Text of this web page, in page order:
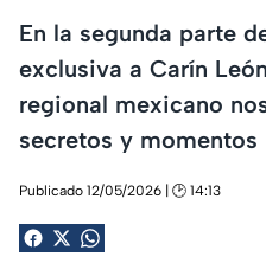
En la segunda parte
exclusiva a Carín
regional mexicano
secretos y momentos
Publicado 12/05/2026 | 🕑 14:13